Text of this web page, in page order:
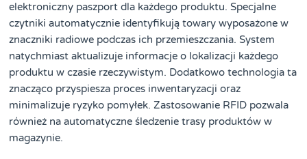
elektroniczny paszport dla każdego produktu. Specjalne
czytniki automatycznie identyfikują towary wyposażone w
znaczniki radiowe podczas ich przemieszczania. System
natychmiast aktualizuje informacje o lokalizacji każdego
produktu w czasie rzeczywistym. Dodatkowo technologia ta
znacząco przyspiesza proces inwentaryzacji oraz
minimalizuje ryzyko pomyłek. Zastosowanie RFID pozwala
również na automatyczne śledzenie trasy produktów w
magazynie.